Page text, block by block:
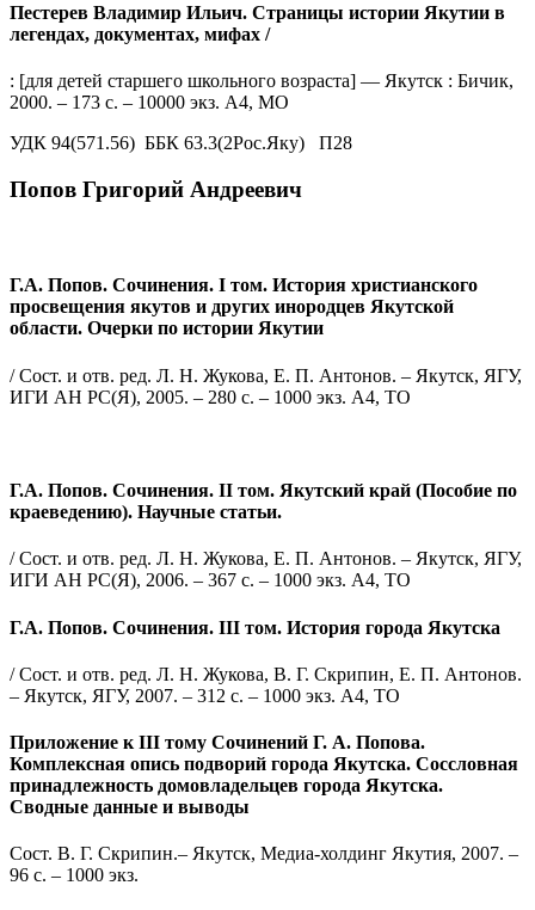
Пестерев Владимир Ильич. Страницы истории Якутии в
легендах, документах, мифах /
: [для детей старшего школьного возраста] — Якутск : Бичик,
2000. – 173 с. – 10000 экз. А4, МО
УДК 94(571.56) ББК 63.3(2Рос.Яку) П28
Попов Григорий Андреевич
Г.А. Попов. Сочинения. I том. История христианского
просвещения якутов и других инородцев Якутской
области. Очерки по истории Якутии
/ Сост. и отв. ред. Л. Н. Жукова, Е. П. Антонов. – Якутск, ЯГУ,
ИГИ АН РС(Я), 2005. – 280 с. – 1000 экз. А4, ТО
Г.А. Попов. Сочинения. II том. Якутский край (Пособие по
краеведению). Научные статьи.
/ Сост. и отв. ред. Л. Н. Жукова, Е. П. Антонов. – Якутск, ЯГУ,
ИГИ АН РС(Я), 2006. – 367 с. – 1000 экз. А4, ТО
Г.А. Попов. Сочинения. III том. История города Якутска
/ Сост. и отв. ред. Л. Н. Жукова, В. Г. Скрипин, Е. П. Антонов.
– Якутск, ЯГУ, 2007. – 312 с. – 1000 экз. А4, ТО
Приложение к III тому Сочинений Г. А. Попова.
Комплексная опись подворий города Якутска. Соссловная
принадлежность домовладельцев города Якутска.
Сводные данные и выводы
Сост. В. Г. Скрипин.– Якутск, Медиа-холдинг Якутия, 2007. –
96 с. – 1000 экз.